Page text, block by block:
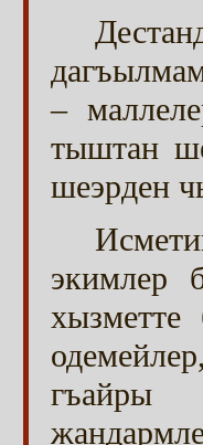
–
тыштан
шеэрден
экимлер
гъайры